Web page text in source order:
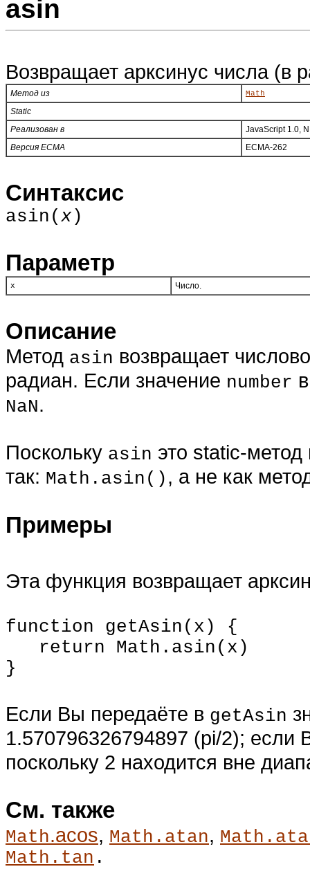
asin
Возвращает арксинус числа (в
Метод из Math
Static
Реализован в
JavaScript 1.0,
Версия ECMA
ECMA-262
Синтаксис
asin(x)
Параметр
x Число.
Описание
Метод asin возвращает
радиан. Если значение number
NaN.
Поскольку asin это static-
так: Math.asin() , а не как
Примеры
Эта функция возвращает
function getAsin(x) {
return Math.asin(x)
}
Если Вы передаёте в getAsin
1.570796326794897 (pi/2);
поскольку 2 находится вне
См. также
Math.acos, Math.atan,
Math.tan .